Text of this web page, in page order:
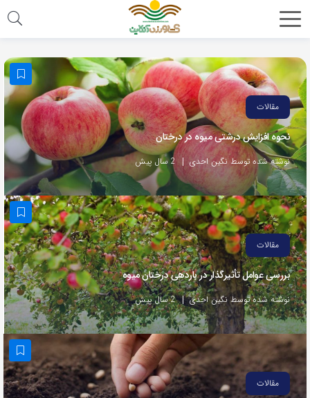
مقالات
نحوه افزایش درشتی میوه در درختان
نوشته شده توسط نگین احدی 2 سال پیش
مقالات
بررسی عوامل تأثیرگذار در باردهی درختان میوه
نوشته شده توسط نگین احدی 2 سال پیش
مقالات